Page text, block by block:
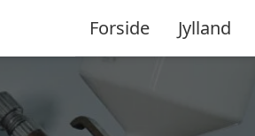
Forside Jylland